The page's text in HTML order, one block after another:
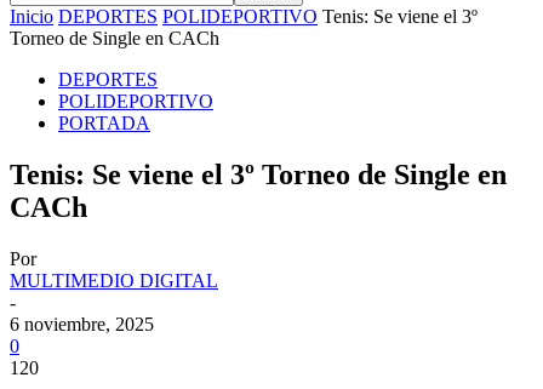
Inicio DEPORTES POLIDEPORTIVO Tenis: Se viene el 3º
Torneo de Single en CACh
DEPORTES
POLIDEPORTIVO
PORTADA
Tenis: Se viene el 3º Torneo de Single en
CACh
Por
MULTIMEDIO DIGITAL
-
6 noviembre, 2025
0
120